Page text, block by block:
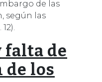
de las
según las
falta de
los